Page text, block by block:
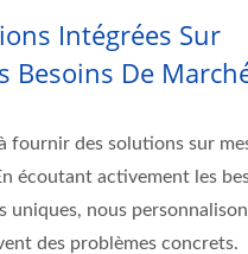
Intégrées Sur
Besoins De
fournir des solutions sur
écoutant activement les
nous
des problèmes concrets.